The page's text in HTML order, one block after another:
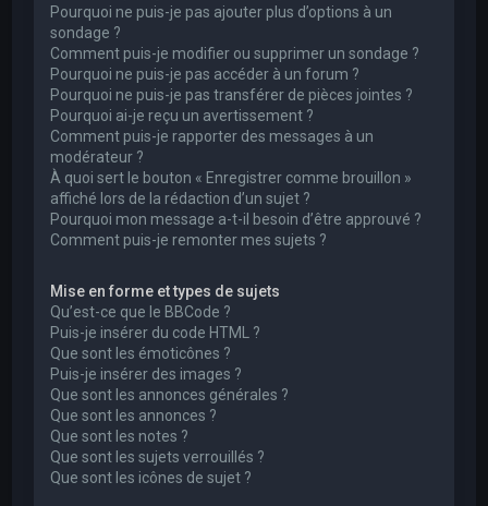
Pourquoi ne puis-je pas ajouter plus d’options à un
sondage ?
Comment puis-je modifier ou supprimer un sondage ?
Pourquoi ne puis-je pas accéder à un forum ?
Pourquoi ne puis-je pas transférer de pièces jointes ?
Pourquoi ai-je reçu un avertissement ?
Comment puis-je rapporter des messages à un
modérateur ?
À quoi sert le bouton « Enregistrer comme brouillon »
affiché lors de la rédaction d’un sujet ?
Pourquoi mon message a-t-il besoin d’être approuvé ?
Comment puis-je remonter mes sujets ?
Mise en forme et types de sujets
Qu’est-ce que le BBCode ?
Puis-je insérer du code HTML ?
Que sont les émoticônes ?
Puis-je insérer des images ?
Que sont les annonces générales ?
Que sont les annonces ?
Que sont les notes ?
Que sont les sujets verrouillés ?
Que sont les icônes de sujet ?